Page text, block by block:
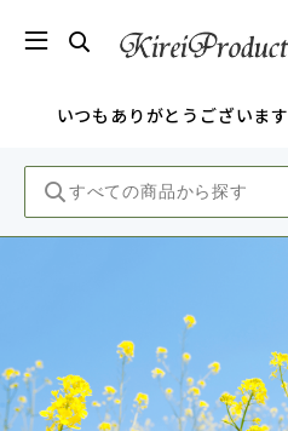
いつもありがとうございます